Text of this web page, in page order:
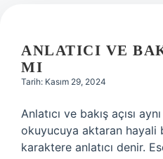
ANLATICI VE
MI
Tarih: Kasım 29, 2024
Anlatıcı ve bakış açısı
okuyucuya aktaran hayali
karaktere anlatıcı denir.